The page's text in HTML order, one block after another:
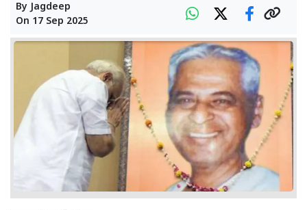
ByJagdeep
On 17 Sep 2025